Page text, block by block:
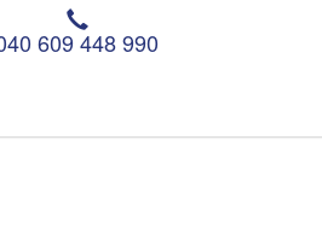
T
e
o
609 448 990